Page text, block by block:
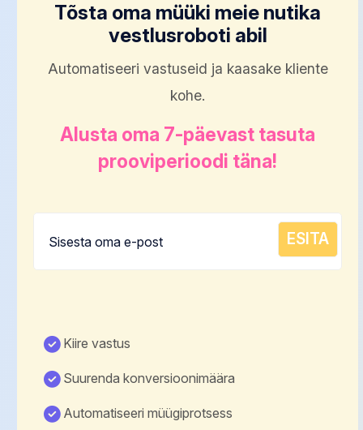
Tõsta oma müüki meie nutika
vestlusroboti abil
Automatiseeri vastuseid ja kaasake kliente
kohe.
Alusta oma 7-päevast tasuta
prooviperioodi täna!
Kiire vastus
Suurenda konversioonimäära
Automatiseeri müügiprotsess